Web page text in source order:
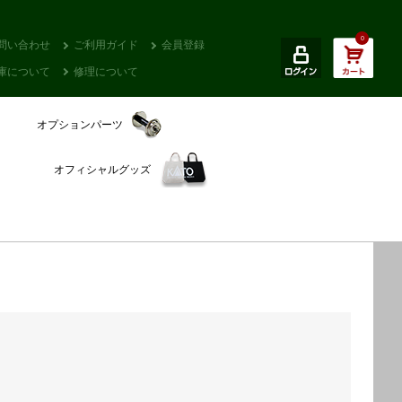
い合わせ ご利用ガイド 会員登録
について 修理について
0
オプションパーツ
オフィシャルグッズ